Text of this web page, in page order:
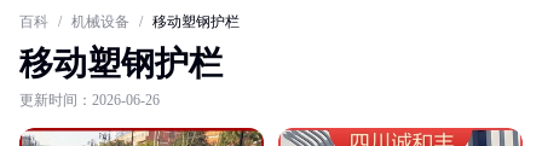
百科 / 机械设备 / 移动塑钢护栏
移动塑钢护栏
更新时间：2026-06-26